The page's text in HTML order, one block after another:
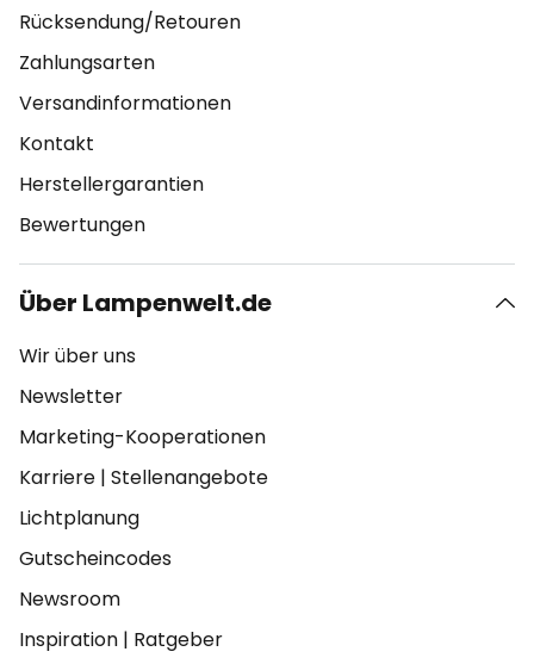
Rücksendung/Retouren
Zahlungsarten
Versandinformationen
Kontakt
Herstellergarantien
Bewertungen
Über Lampenwelt.de
Wir über uns
Newsletter
Marketing-Kooperationen
Karriere | Stellenangebote
Lichtplanung
Gutscheincodes
Newsroom
Inspiration | Ratgeber